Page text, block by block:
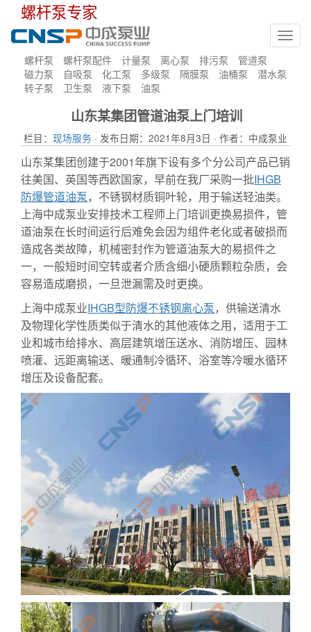
螺杆泵专家
螺杆泵 螺杆泵配件 计量泵 离心泵 排污泵
管道泵
磁力泵
自吸泵 化工泵 多级泵 隔膜泵 油桶泵
潜水泵
转子泵
卫生泵 液下泵 油泵
山东某集团管道油泵上门培训
栏目： 现场服务 · 发布日期：2021年8月3日 · 作者：中成泵业
山东某集团创建于2001年旗下设有多个分公司产品已销
往美国、英国等西欧国家，早前在我厂采购一批IHGB
防爆管道油泵，不锈钢材质铜叶轮，用于输送轻油类。
上海中成泵业安排技术工程师上门培训更换易损件，管
道油泵在长时间运行后难免会因为组件老化或者破损而
造成各类故障，机械密封作为管道油泵大的易损件之
一，一般短时间空转或者介质含细小硬质颗粒杂质，会
容易造成磨损，一旦泄漏需及时更换。
上海中成泵业IHGB型防爆不锈钢离心泵，供输送清水
及物理化学性质类似于清水的其他液体之用，适用于工
业和城市给排水、高层建筑增压送水、消防增压、园林
喷灌、远距离输送、暖通制冷循环、浴室等冷暖水循环
增压及设备配套。